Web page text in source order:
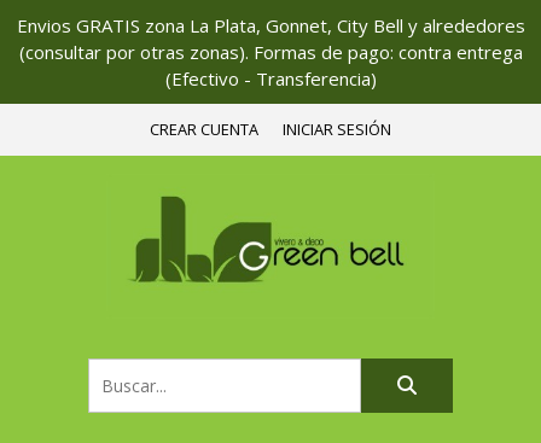
Envios GRATIS zona La Plata, Gonnet, City Bell y alrededores
(consultar por otras zonas). Formas de pago: contra entrega
(Efectivo - Transferencia)
CREAR CUENTA INICIAR SESIÓN